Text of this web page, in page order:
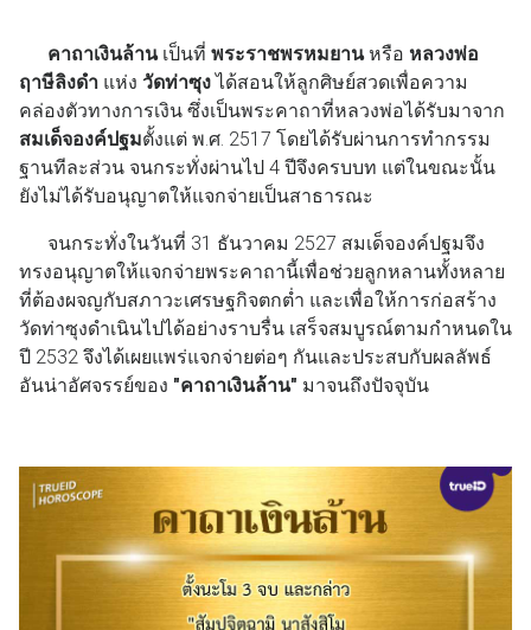
คาถาเงินล้านเป็นที่ พระราชพรหมยานหรือ หลวงพ่อ
ฤาษีลิงดำ แห่ง วัดท่าซุงได้สอนให้ลูกศิษย์สวดเพื่อความ
คล่องตัวทางการเงิน ซึ่งเป็นพระคาถาที่หลวงพ่อได้รับมาจาก
สมเด็จองค์ปฐมตั้งแต่ พ.ศ. 2517 โดยได้รับผ่านการทำกรรม
ฐานทีละส่วน จนกระทั่งผ่านไป 4 ปีจึงครบบท แต่ในขณะนั้น
ยังไม่ได้รับอนุญาตให้แจกจ่ายเป็นสาธารณะ
จนกระทั่งในวันที่ 31 ธันวาคม 2527 สมเด็จองค์ปฐมจึง
ทรงอนุญาตให้แจกจ่ายพระคาถานี้เพื่อช่วยลูกหลานทั้งหลาย
ที่ต้องผจญกับสภาวะเศรษฐกิจตกต่ำ และเพื่อให้การก่อสร้าง
วัดท่าซุงดำเนินไปได้อย่างราบรื่น เสร็จสมบูรณ์ตามกำหนดใน
ปี 2532 จึงได้เผยแพร่แจกจ่ายต่อๆ กันและประสบกับผลลัพธ์
อันน่าอัศจรรย์ของ "คาถาเงินล้าน" มาจนถึงปัจจุบัน